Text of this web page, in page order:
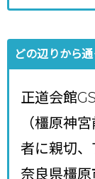
どの辺りから
正道会館
（橿原神
者に親切、
奈良県橿